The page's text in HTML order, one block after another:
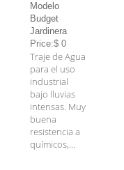
Modelo
Budget
Jardinera
Price:$ 0
Traje de Agua
para el uso
industrial
bajo lluvias
intensas. Muy
buena
resistencia a
químicos,...